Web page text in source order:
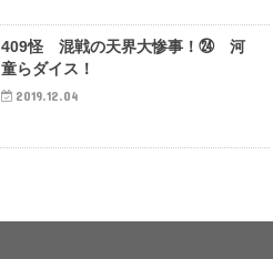
409怪 混戦の天界大惨事！㉔ 河
童らダイス！
2019.12.04